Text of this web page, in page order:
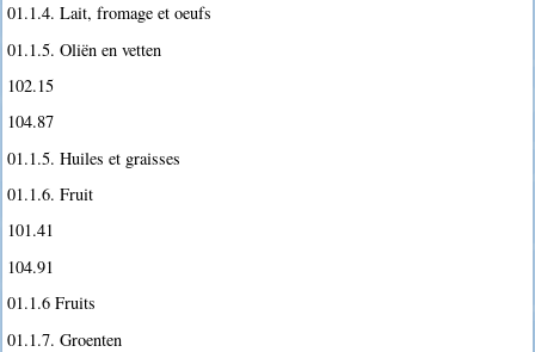
01.1.4. Lait, fromage et oeufs
01.1.5. Oliën en vetten
102.15
104.87
01.1.5. Huiles et graisses
01.1.6. Fruit
101.41
104.91
01.1.6 Fruits
01.1.7. Groenten